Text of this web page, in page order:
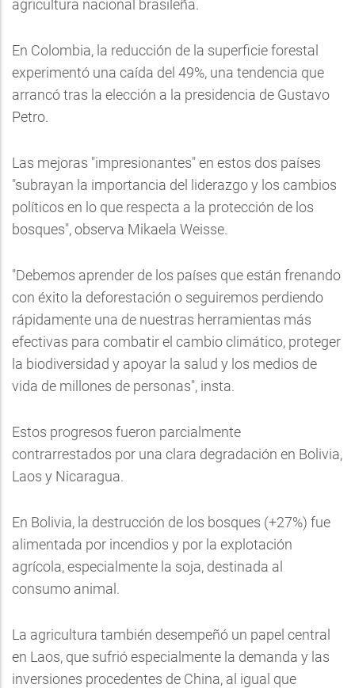
agricultura nacional brasileña.
En Colombia, la reducción de la superficie forestal
experimentó una caída del 49%, una tendencia que
arrancó tras la elección a la presidencia de Gustavo
Petro.
Las mejoras "impresionantes" en estos dos países
"subrayan la importancia del liderazgo y los cambios
políticos en lo que respecta a la protección de los
bosques", observa Mikaela Weisse.
"Debemos aprender de los países que están frenando
con éxito la deforestación o seguiremos perdiendo
rápidamente una de nuestras herramientas más
efectivas para combatir el cambio climático, proteger
la biodiversidad y apoyar la salud y los medios de
vida de millones de personas", insta.
Estos progresos fueron parcialmente
contrarrestados por una clara degradación en Bolivia,
Laos y Nicaragua.
En Bolivia, la destrucción de los bosques (+27%) fue
alimentada por incendios y por la explotación
agrícola, especialmente la soja, destinada al
consumo animal.
La agricultura también desempeñó un papel central
en Laos, que sufrió especialmente la demanda y las
inversiones procedentes de China, al igual que